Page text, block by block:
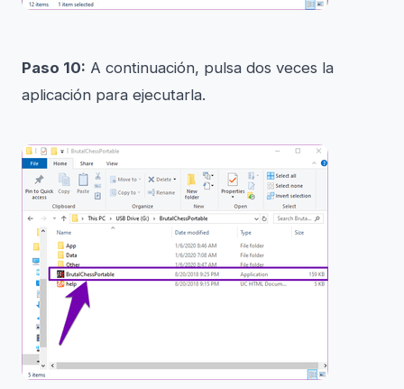
Paso 10: A continuación, pulsa dos veces la
aplicación para ejecutarla.